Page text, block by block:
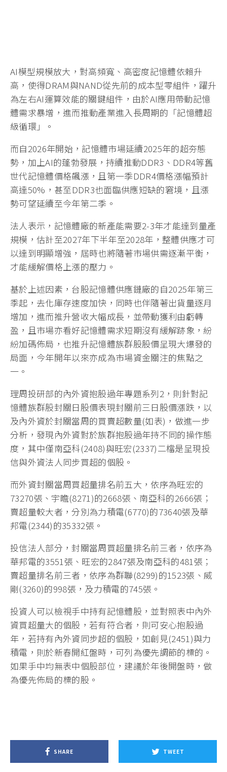
AI模型規模放大，對高頻寬、高密度記憶體依賴升
高，使得DRAM與NAND從先前的成本型零組件，躍升
為左右AI運算效能的關鍵組件，由於AI應用帶動記憶
體需求暴增，進而推動產業進入長周期的「記憶體超
級循環」。
而自2026年開始，記憶體市場延續2025年的超夯態
勢，加上AI的蓬勃發展，持續推動DDR3、DDR4等舊
世代記憶體價格飆漲，且第一季DDR4價格漲幅預計
高達50%，甚至DDR3也面臨供應短缺的窘境，且漲
勢可望延續至今年第二季。
法人表示，記憶體廠的新產能需要2-3年才能達到量產
規模，估計至2027年下半年至2028年，整體供應才可
以達到明顯增強，屆時也將隨著市場供需逐漸平衡，
才能緩解價格上漲的壓力。
基於上述因素，台股記憶體供應鏈廠的自2025年第三
季起，去化庫存速度加快，同時也伴隨著出貨量逐月
增加，進而推升營收大幅成長，並帶動獲利由虧轉
盈，且市場亦看好記憶體需求短期沒有緩解跡象，紛
紛加碼佈局，也推升記憶體族群股股價呈現大爆發的
局面，今年開年以來亦成為市場資金關注的焦點之
一。
理周投研部的內外資抱股過年專題系列2，則針對記
憶體族群股封關日股價表現封關前三日股價漲跌，以
及內外資於封關當周的買賣超數量(如表)，做進一步
分析，發現內外資對於族群抱股過年持不同的操作態
度，其中僅南亞科(2408)與旺宏(2337)二檔是呈現投
信與外資法人同步買超的個股。
而外資封關當周買超量排名前五大，依序為旺宏的
73270張、宇瞻(8271)的2668張、南亞科的2666張；
賣超量較大者，分別為力積電(6770)的73640張及華
邦電(2344)的35332張。
投信法人部分，封關當周買超量排名前三者，依序為
華邦電的3551張、旺宏的2847張及南亞科的481張；
賣超量排名前三者，依序為群聯(8299)的1523張、威
剛(3260)的998張，及力積電的745張。
投資人可以檢視手中持有記憶體股，並對照表中內外
資買超量大的個股，若有符合者，則可安心抱股過
年，若持有內外資同步超的個股，如創見(2451)與力
積電，則於新春開紅盤時，可列為優先調節的標的。
如果手中均無表中個股部位，建議於年後開盤時，做
為優先佈局的標的股。
SHARE TWEET